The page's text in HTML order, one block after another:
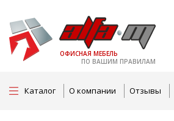
ОФИСНАЯ МЕБЕЛЬ
ПО ВАШИМ ПРАВИЛАМ
Каталог О компании Отзывы